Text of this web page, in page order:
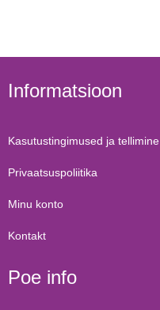
Informatsioon
Kasutustingimused ja tellimine
Privaatsuspoliitika
Minu konto
Kontakt
Poe info